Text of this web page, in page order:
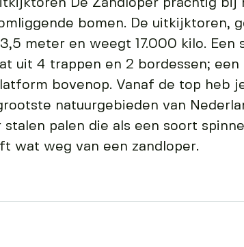
De Zandloper prachtig bij
bomen. De uitkijktoren,
meter en weegt 17.000 kilo. Een
uit 4 trappen en 2 bordessen; een
bovenop. Vanaf de top heb
natuurgebieden van
palen die als een soort
wat weg van een zandloper.